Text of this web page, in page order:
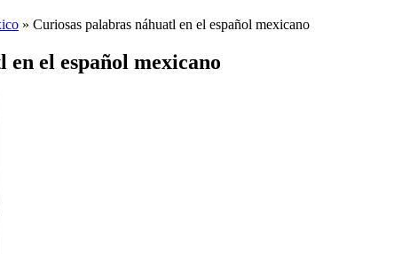
» Curiosas palabras náhuatl en el español mexicano
el español mexicano